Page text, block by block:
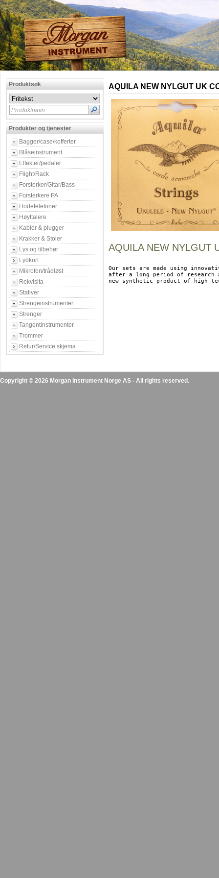
Produktsøk
Produktnavn
Produkter og tjenester
Bagger/case/kofferter
Blåseinstrument
Effekter/pedaler
Flight/Rack
Forsterker/Gitar/Bass
Forsterkere PA
Hodetelefoner
Høyttalere
Kabler & plugger
Krakker & Stoler
Lys og tilbehør
Lydkort
Mikrofon/trådløst
Rekvisita
Stativer
Strengeinstrumenter
Strenger
Tangentinstrumenter
Trommer
Retur/Service skjema
AQUILA NEW NYLGUT UK
AQUILA NEW NYLGUT
Our sets are made using
after a long period of
new synthetic product of high
Copyright © 2026 Morgan Instrument Norge AS - All rights reserved.